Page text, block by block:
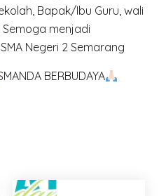
Bapak/Ibu Guru, wali
menjadi
Negeri 2 Semarang
BERBUDAYA